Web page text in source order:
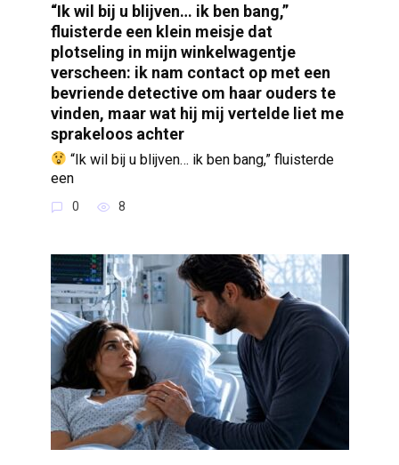
“Ik wil bij u blijven… ik ben bang,”
fluisterde een klein meisje dat
plotseling in mijn winkelwagentje
verscheen: ik nam contact op met een
bevriende detective om haar ouders te
vinden, maar wat hij mij vertelde liet me
sprakeloos achter
“Ik wil bij u blijven… ik ben bang,” fluisterde
een
0 8